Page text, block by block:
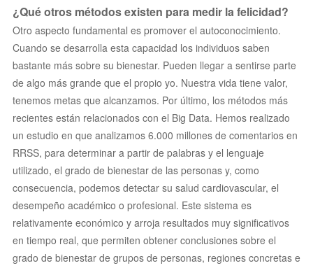
¿Qué otros métodos existen para medir la felicidad?
Otro aspecto fundamental es promover el autoconocimiento.
Cuando se desarrolla esta capacidad los individuos saben
bastante más sobre su bienestar. Pueden llegar a sentirse parte
de algo más grande que el propio yo. Nuestra vida tiene valor,
tenemos metas que alcanzamos. Por último, los métodos más
recientes están relacionados con el Big Data. Hemos realizado
un estudio en que analizamos 6.000 millones de comentarios en
RRSS, para determinar a partir de palabras y el lenguaje
utilizado, el grado de bienestar de las personas y, como
consecuencia, podemos detectar su salud cardiovascular, el
desempeño académico o profesional. Este sistema es
relativamente económico y arroja resultados muy significativos
en tiempo real, que permiten obtener conclusiones sobre el
grado de bienestar de grupos de personas, regiones concretas e